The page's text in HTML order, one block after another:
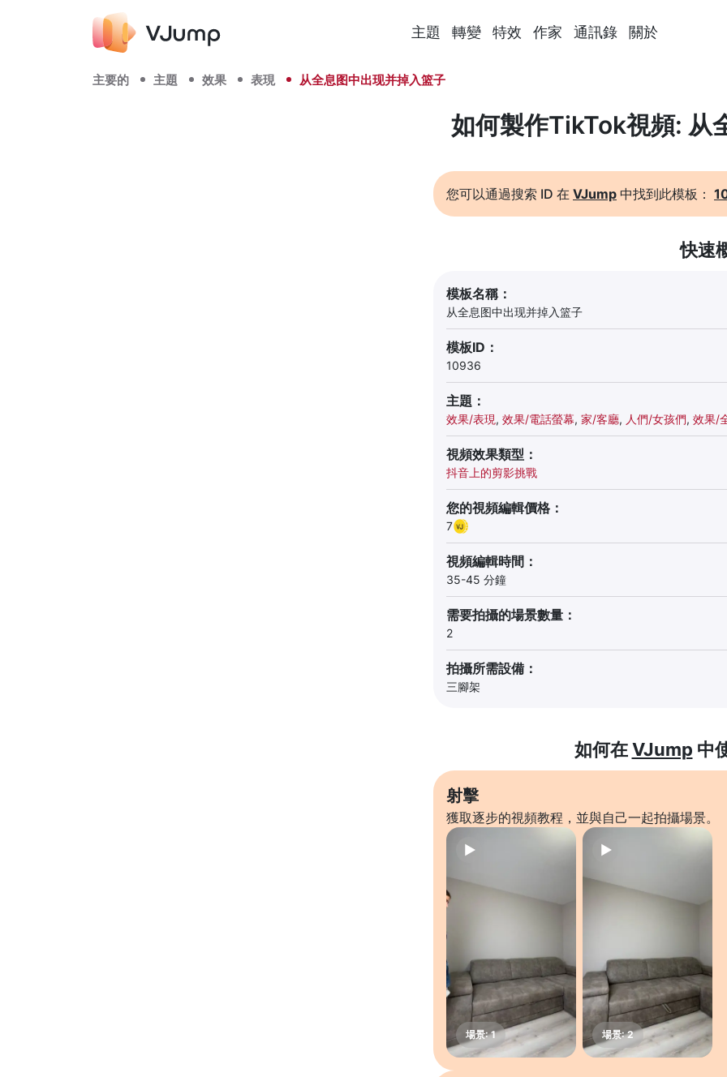
主題 轉變 特效 作家 通訊錄 關於
主要的 主題 效果 表現 从全息图中出现并掉入篮子
如何製作TikTok視頻: 从
您可以通過搜索 ID 在 VJump 中找到此模板：
快速
模板名稱：
从全息图中出现并掉入篮子
模板ID：
10936
主題：
效果/表現, 效果/電話螢幕, 家/客廳, 人們/女孩們, 效果/
視頻效果類型：
抖音上的剪影挑戰
您的視頻編輯價格：
7
視頻編輯時間：
35-45 分鐘
需要拍攝的場景數量：
2
拍攝所需設備：
三腳架
如何在VJump 中
射擊
獲取逐步的視頻教程，並與自己一起拍攝場景。